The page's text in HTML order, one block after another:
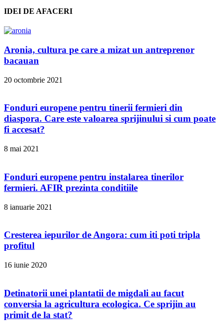
IDEI DE AFACERI
Aronia, cultura pe care a mizat un antreprenor
bacauan
20 octombrie 2021
Fonduri europene pentru tinerii fermieri din
diaspora. Care este valoarea sprijinului si cum poate
fi accesat?
8 mai 2021
Fonduri europene pentru instalarea tinerilor
fermieri. AFIR prezinta conditiile
8 ianuarie 2021
Cresterea iepurilor de Angora: cum iti poti tripla
profitul
16 iunie 2020
Detinatorii unei plantatii de migdali au facut
conversia la agricultura ecologica. Ce sprijin au
primit de la stat?